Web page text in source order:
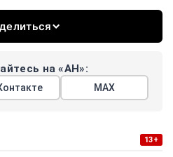
на «АН»:
МАХ
13+